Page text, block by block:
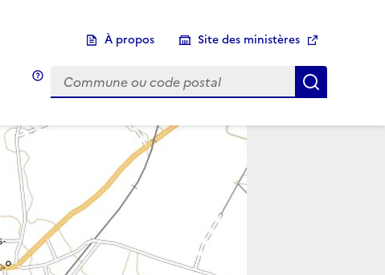
À propos Site des ministères
Choix d'une commune
Infobulle